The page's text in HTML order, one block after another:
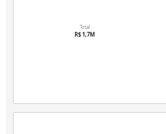
Total
R$ 1,7M